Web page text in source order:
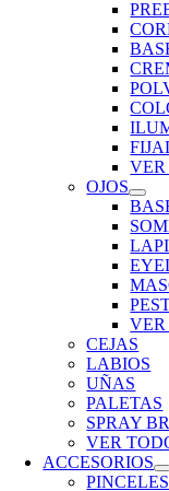
VER
OJOS
VER
CEJAS
LABIOS
UÑAS
PALETAS
SPRAY
VER
ACCESORIOS